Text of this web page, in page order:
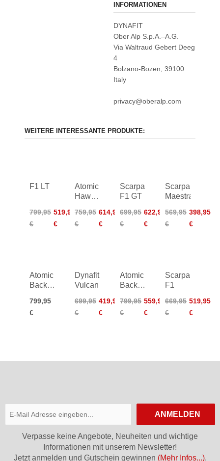
INFORMATIONEN
DYNAFIT
Ober Alp S.p.A.–A.G.
Via Waltraud Gebert Deeg
4
Bolzano-Bozen, 39100
Italy
privacy@oberalp.com
WEITERE INTERESSANTE PRODUKTE:
F1 LT
799,95
€
519,95
€
Atomic
Hawx
XTD
115
759,95
€
614,95
€
Scarpa
F1 GT
699,95
€
622,95
€
Scarpa
Maestrale
569,95
€
398,95
€
Atomic
Backland
26/27
799,95
€
Dynafit
Vulcan
699,95
€
419,97
€
Atomic
Backland
Carbon
115
799,95
€
559,95
€
Scarpa
F1
669,95
€
519,95
€
ANMELDEN
Verpasse keine Angebote, Neuheiten und wichtige
Informationen mit unserem Newsletter!
Jetzt anmelden und Gutschein gewinnen (Mehr Infos...).